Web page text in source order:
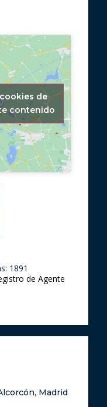
de
contenido
1891
de Agente
Madrid